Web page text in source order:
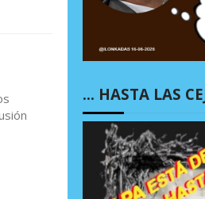
… HASTA LAS